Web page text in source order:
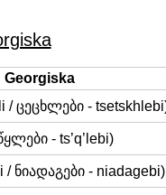
Georgiska
/ ცეცხლები -
- ts’q’lebi)
/ ნიადაგები - niadagebi)